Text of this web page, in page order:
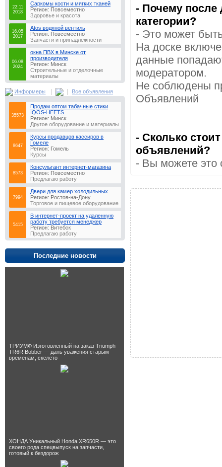
22.11
2018
Саркомы кости и мягких тканей
Регион: Повсеместно
Здоровье и красота
16.05
2017
Atos водяной вентиль
Регион: Повсеместно
Запчасти и принадлежности
06.08
2024
окна ПВХ в Минске от
производителя
Регион: Минск
Строительные и отделочные
материалы
Информеры Все объявления
35573
Продам оптом табачные стики
IQOS-HEETS.
Регион: Минск
Другое оборудование и материалы
8647
Курсы продавцов кассиров в
Гомеле
Регион: Гомель
Курсы
8573
Консультaнт интeрнeт-мaгaзинa
Регион: Повсеместно
Предлагаю работу
7994
Двери для камер холодильных.
Регион: Ростов-на-Дону
Торговое и пищевое оборудование
5415
В интернет-проект на удаленную
работу требуется менеджер
Регион: Витебск
Предлагаю работу
Последние новости
ТРИУМФ Изготовленный на заказ Triumph
TR6R Bobber — дань уважения старым
временам, скелето
ХОНДА Уникальный Honda XR650R — это
своего рода спецвыпуск на запчасти,
готовый к бездорож
- Почему после
категории?
- Это может
На доске
данные
модератором.
Не соблюдены
Объявлений
- Сколько
объявлений?
- Вы можете это